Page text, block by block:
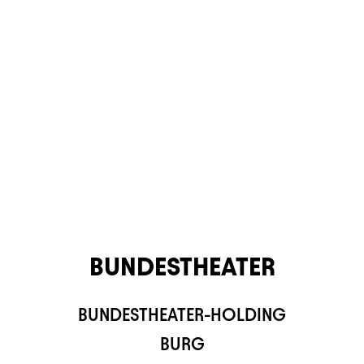
BUNDESTHEATER
BUNDESTHEATER-HOLDING
BURG